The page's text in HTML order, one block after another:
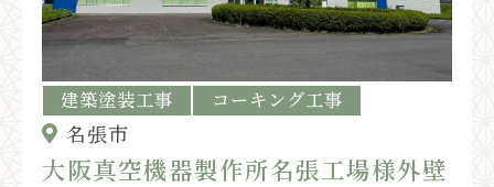
建築塗装工事 コーキング工事
名張市
大阪真空機器製作所名張工場様外壁